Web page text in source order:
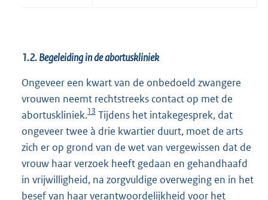
1.2. Begeleiding in de abortuskliniek
Ongeveer een kwart van de onbedoeld zwangere
vrouwen neemt rechtstreeks contact op met de
abortuskliniek.13 Tijdens het intakegesprek, dat
ongeveer twee à drie kwartier duurt, moet de arts
zich er op grond van de wet van vergewissen dat de
vrouw haar verzoek heeft gedaan en gehandhaafd
in vrijwilligheid, na zorgvuldige overweging en in het
besef van haar verantwoordelijkheid voor het